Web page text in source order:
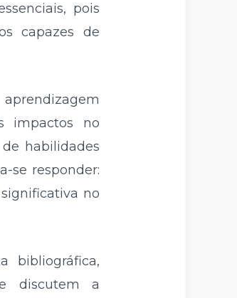
pois
capazes de
impactos no
habilidades
se responder:
no
bibliográfica,
discutem a